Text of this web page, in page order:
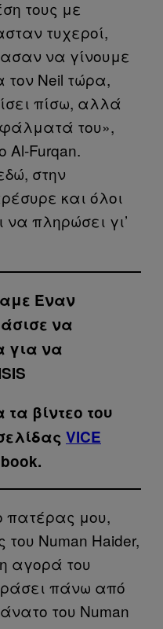
τους με
τυχεροί,
να γίνουμε
Neil τώρα,
πίσω, αλλά
του»,
Al-Furqan.
στην
και όλοι
να πληρώσει γι’
Έναν
να
για να
βίντεo του
VICE
πατέρας μου,
του Numan Haider,
αγορά του
πάνω από
του Numan